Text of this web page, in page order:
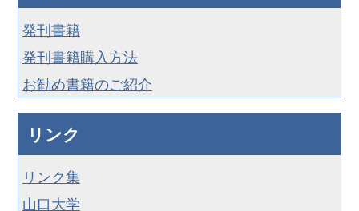
発刊書籍
発刊書籍購入方法
お勧め書籍のご紹介
リンク
リンク集
山口大学